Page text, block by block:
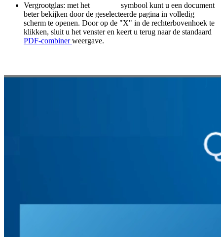
Vergrootglas: met het
symbool kunt u een document
beter bekijken door de geselecteerde pagina in volledig
scherm te openen. Door op de "X" in de rechterbovenhoek te
klikken, sluit u het venster en keert u terug naar de standaard
PDF-combinerweergave.